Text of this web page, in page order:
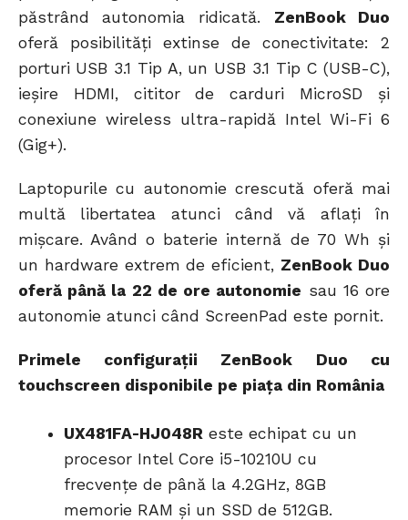
păstrând autonomia ridicată. ZenBook Duo
oferă posibilități extinse de conectivitate: 2
porturi USB 3.1 Tip A, un USB 3.1 Tip C (USB-C),
ieșire HDMI, cititor de carduri MicroSD și
conexiune wireless ultra-rapidă Intel Wi-Fi 6
(Gig+).
Laptopurile cu autonomie crescută oferă mai
multă libertatea atunci când vă aflați în
mișcare. Având o baterie internă de 70 Wh și
un hardware extrem de eficient, ZenBook Duo
oferă până la 22 de ore autonomie sau 16 ore
autonomie atunci când ScreenPad este pornit.
Primele configurații ZenBook Duo cu
touchscreen disponibile pe piața din România
UX481FA-HJ048R este echipat cu un
procesor Intel Core i5-10210U cu
frecvențe de până la 4.2GHz, 8GB
memorie RAM și un SSD de 512GB.